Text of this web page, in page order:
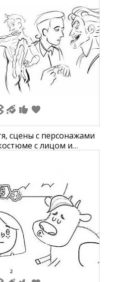
сцены с персонажами
с лицом и
2